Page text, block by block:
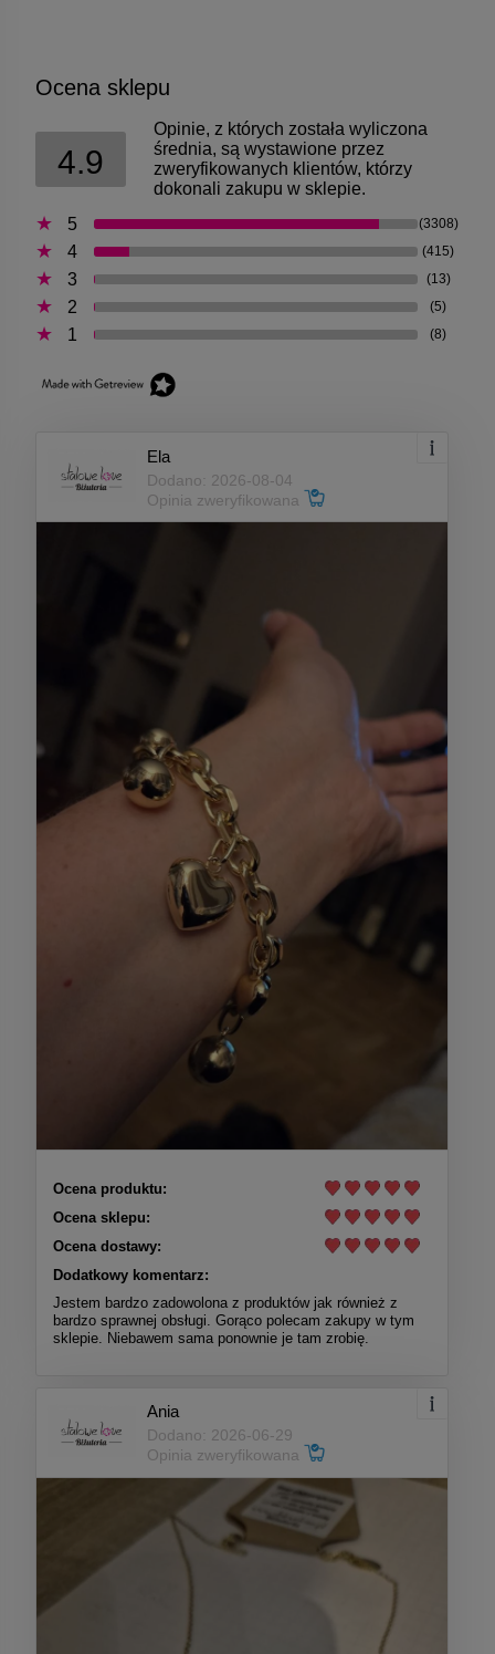
Ocena sklepu
4.9
Opinie, z których została wyliczona
średnia, są wystawione przez
zweryfikowanych klientów, którzy
dokonali zakupu w sklepie.
5
(3308)
4 (415)
3 (13)
2 (5)
1 (8)
Ela
Dodano: 2026-08-04
Opinia zweryfikowana
Ocena produktu:
Ocena sklepu:
Ocena dostawy:
Dodatkowy komentarz:
Jestem bardzo zadowolona z produktów jak również z
bardzo sprawnej obsługi. Gorąco polecam zakupy w tym
sklepie. Niebawem sama ponownie je tam zrobię.
Ania
Dodano: 2026-06-29
Opinia zweryfikowana